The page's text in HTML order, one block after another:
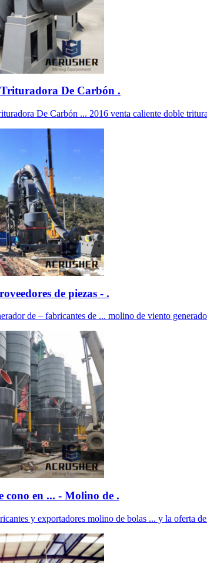
De Carbón .
De Carbón ... 2016 venta caliente doble
de piezas - .
de – fabricantes de ... molino de viento
cono en ... - Molino de .
y exportadores molino de bolas ... y la oferta